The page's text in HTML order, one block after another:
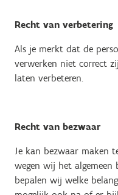
Recht van verbetering
Als je merkt dat de
verwerken niet correct
laten verbeteren.
Recht van bezwaar
Je kan bezwaar maken
wegen wij het algemeen
bepalen wij welke